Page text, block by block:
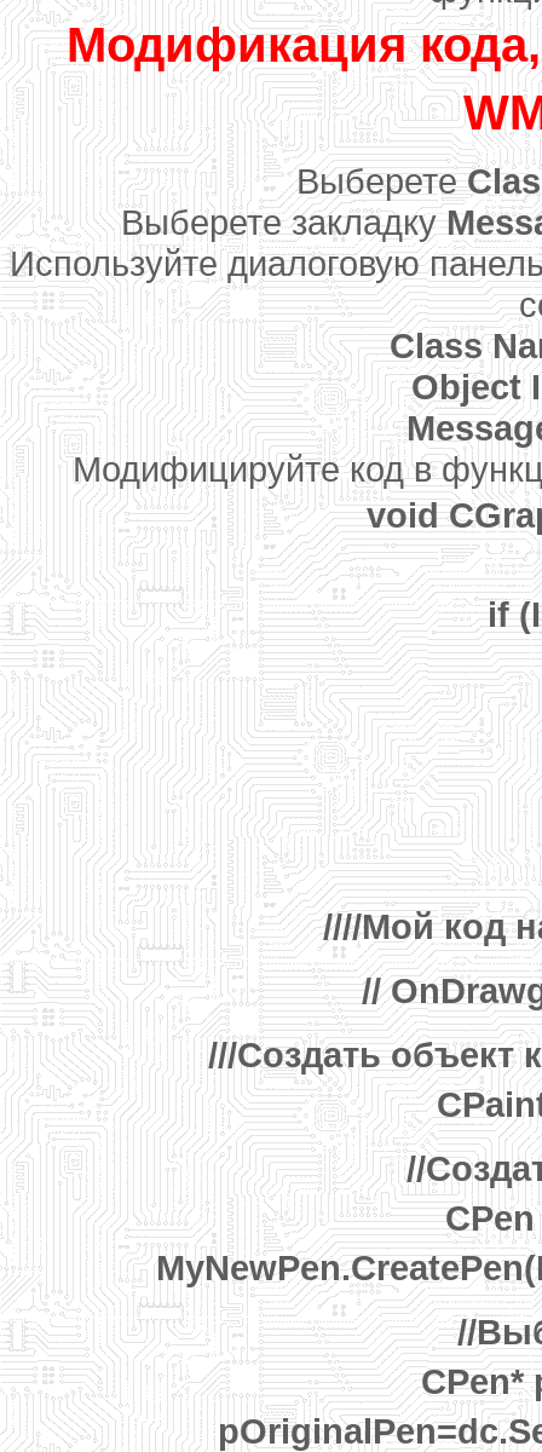
Модификация
Выберете
Выберете закладку
Используйте диалоговую
Class
Object
Модифицируйте код в
void
if
////Мой код
//
///Создать объект
//
//
CPen*